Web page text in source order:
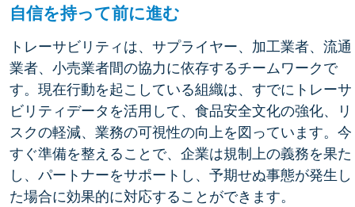
自信を持って前に進む
トレーサビリティは、サプライヤー、加工業者、流通
業者、小売業者間の協力に依存するチームワークで
す。現在行動を起こしている組織は、すでにトレーサ
ビリティデータを活用して、食品安全文化の強化、リ
スクの軽減、業務の可視性の向上を図っています。今
すぐ準備を整えることで、企業は規制上の義務を果た
し、パートナーをサポートし、予期せぬ事態が発生し
た場合に効果的に対応することができます。